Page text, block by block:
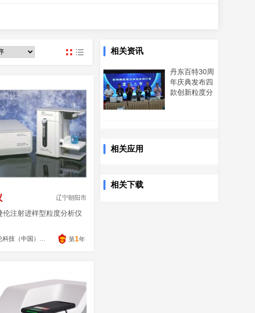
辽宁朝阳市
伦注射进样型粒度分析仪
安捷伦科技（中国）有限公司 第1年
相关资讯
丹东百特30周
年庆典发布四
款创新粒度分
相关应用
相关下载
企点客服
企点营销